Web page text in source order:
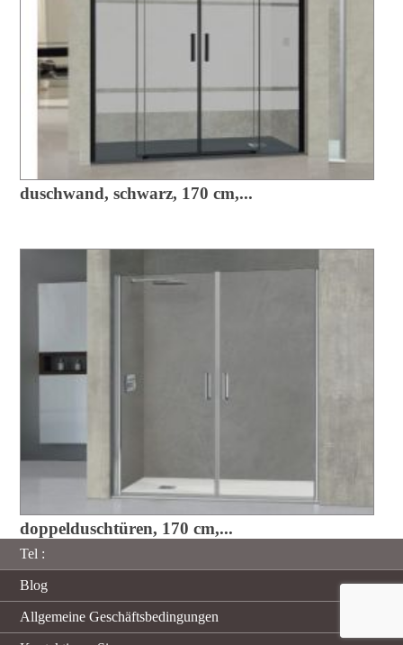
duschwand, schwarz, 170 cm,...
doppelduschtüren, 170 cm,...
Tel :
Blog
Allgemeine Geschäftsbedingungen